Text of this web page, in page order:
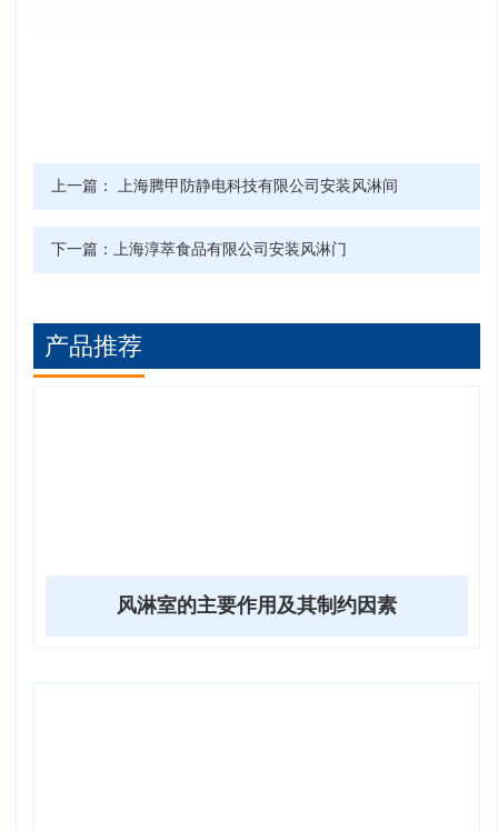
上一篇： 上海腾甲防静电科技有限公司安装风淋间
下一篇： 上海淳萃食品有限公司安装风淋门
产品推荐
风淋室的主要作用及其制约因素